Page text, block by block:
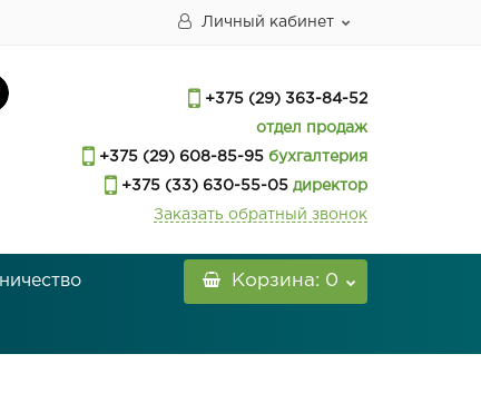
Личный кабинет
+375 (29) 363-84-52
отдел продаж
+375 (29) 608-85-95 бухгалтерия
+375 (33) 630-55-05 директор
Заказать обратный звонок
Корзина: 0